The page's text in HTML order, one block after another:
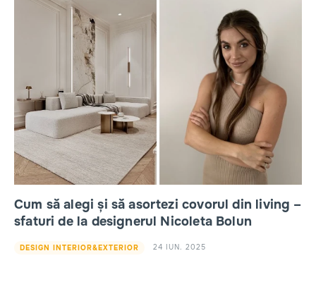
Cum să alegi și să asortezi covorul din living –
sfaturi de la designerul Nicoleta Bolun
DESIGN INTERIOR&EXTERIOR 24 IUN. 2025